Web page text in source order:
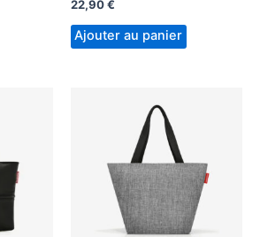
22,90€
Ajouter au panier